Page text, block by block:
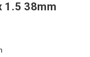
1.5 38mm